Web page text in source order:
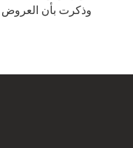
وذكرت بأن العروض